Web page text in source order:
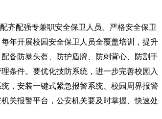
配强专兼职安全保卫人员。严格安全保卫
年开展校园安全保卫人员全覆盖培训，提升
备防暴头盔、防护盾牌、防刺背心、防割手
条件。要优化技防系统，进一步完善校园入
，安装一键式紧急报警系统、校园周界报警
关报警平台，公安机关要及时掌握、快速处